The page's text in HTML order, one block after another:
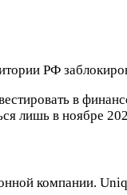
РФ
в
лишь в ноябре
компании.